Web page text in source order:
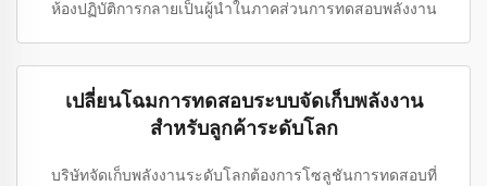
ห้องปฏิบัติการกลายเป็นผู้นำในภาคส่วนการทดสอบพลังงาน
เปลี่ยนโฉมการทดสอบระบบจัดเก็บพลังงาน
สำหรับลูกค้าระดับโลก
บริษัทจัดเก็บพลังงานระดับโลกต้องการโซลูชันการทดสอบที่